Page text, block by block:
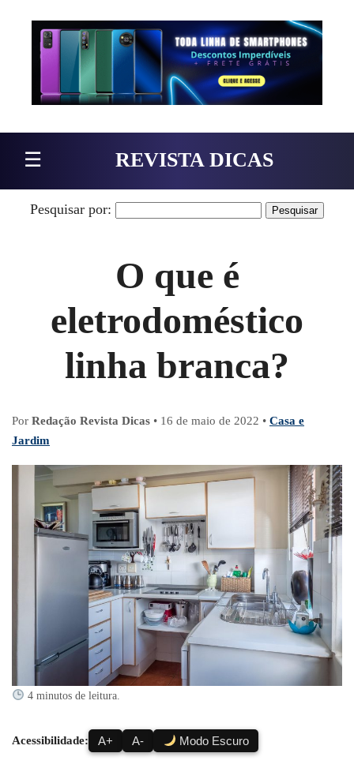
Pular para o conteúdo
☰ REVISTA DICAS
Pesquisar por:
O que é
eletrodoméstico
linha branca?
Por Redação Revista Dicas • 16 de maio de 2022 • Casa e
Jardim
4 minutos de leitura.
Acessibilidade: A+ A- Modo Escuro